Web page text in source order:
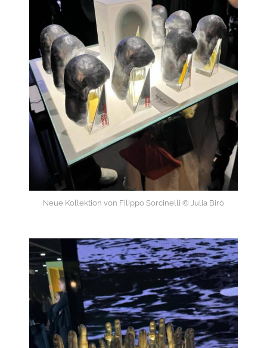
Neue Kollektion von Filippo Sorcinelli © Julia Biró